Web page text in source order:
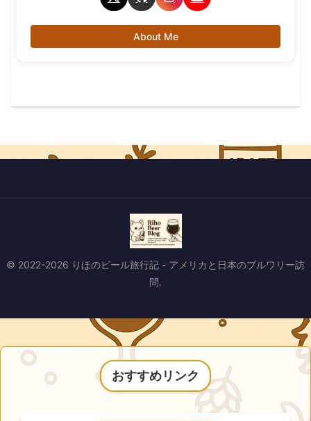
About Me
© 2022-2026 りほのビール旅行記 - アメリカと日本のブルワリー訪
問.
おすすめリンク